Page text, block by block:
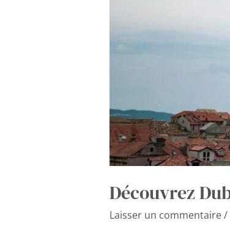
Découvrez
Laisser un commentaire/